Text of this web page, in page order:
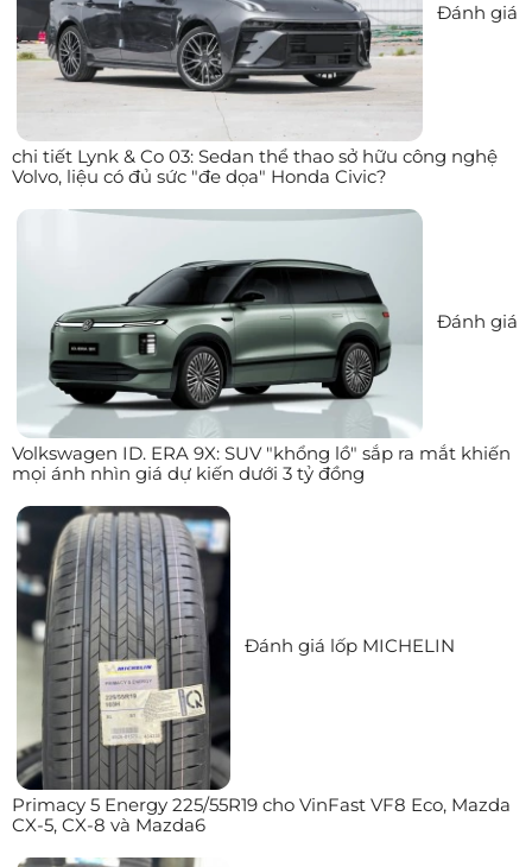
Đánh giá
chi tiết Lynk & Co 03: Sedan thể thao sở hữu công nghệ
Volvo, liệu có đủ sức "đe dọa" Honda Civic?
Đánh giá
Volkswagen ID. ERA 9X: SUV "khổng lồ" sắp ra mắt khiến
mọi ánh nhìn giá dự kiến dưới 3 tỷ đồng
Đánh giá lốp MICHELIN
Primacy 5 Energy 225/55R19 cho VinFast VF8 Eco, Mazda
CX-5, CX-8 và Mazda6